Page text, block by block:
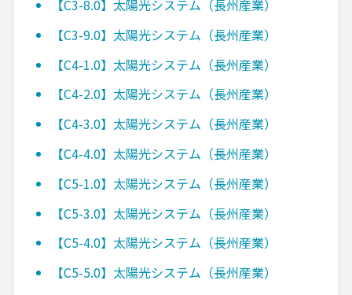
【C3-8.0】太陽光システム（長州産業）
【C3-9.0】太陽光システム（長州産業）
【C4-1.0】太陽光システム（長州産業）
【C4-2.0】太陽光システム（長州産業）
【C4-3.0】太陽光システム（長州産業）
【C4-4.0】太陽光システム（長州産業）
【C5-1.0】太陽光システム（長州産業）
【C5-3.0】太陽光システム（長州産業）
【C5-4.0】太陽光システム（長州産業）
【C5-5.0】太陽光システム（長州産業）